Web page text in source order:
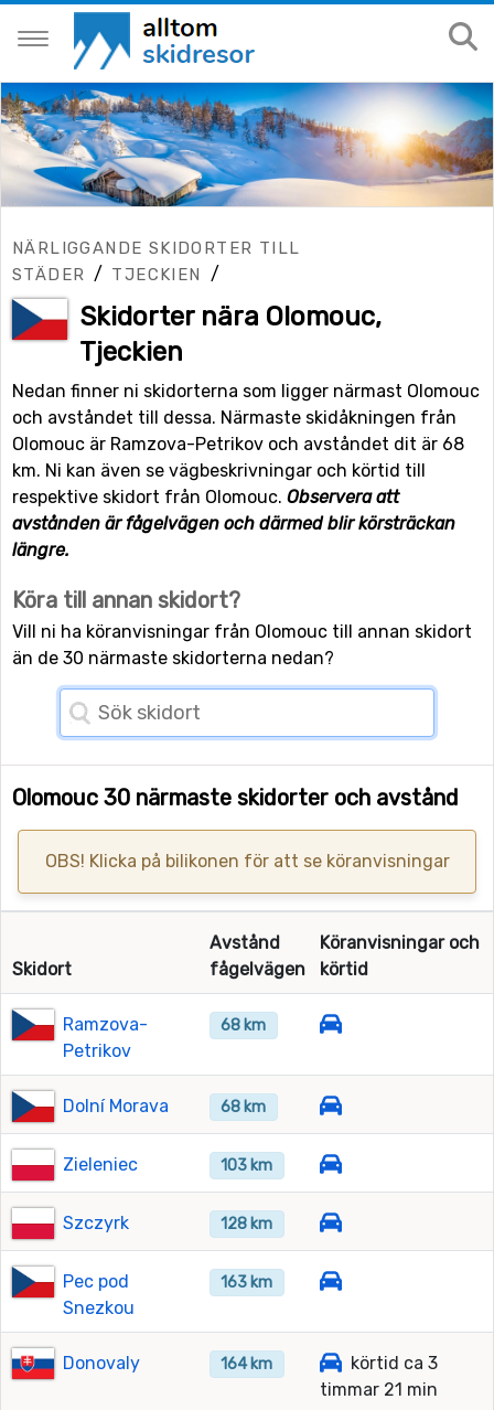
NÄRLIGGANDE SKIDORTER TILL
STÄDER
/ TJECKIEN /
Skidorter nära Olomouc,
Tjeckien
Nedan finner ni skidorterna som ligger närmast Olomouc
och avståndet till dessa. Närmaste skidåkningen från
Olomouc är Ramzova-Petrikov och avståndet dit är 68
km. Ni kan även se vägbeskrivningar och körtid till
respektive skidort från Olomouc. Observera att
avstånden är fågelvägen och därmed blir körsträckan
längre.
Köra till annan skidort?
Vill ni ha köranvisningar från Olomouc till annan skidort
än de 30 närmaste skidorterna nedan?
Olomouc 30 närmaste skidorter och avstånd
OBS! Klicka på bilikonen för att se köranvisningar
Skidort
Avstånd
fågelvägen
Köranvisningar och
körtid
Ramzova-
Petrikov
68 km
Dolní Morava 68 km
Zieleniec 103 km
Szczyrk 128 km
Pec pod
Snezkou
163 km
Donovaly 164 km
körtid ca 3
timmar 21 min